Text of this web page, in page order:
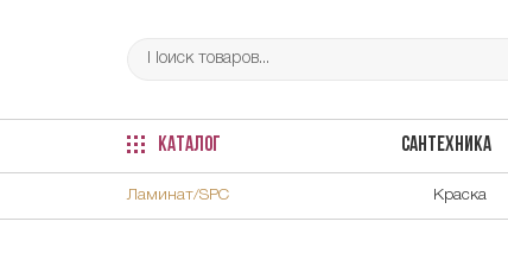
КАТАЛОГ САНТЕХНИКА
Ламинат/SPC Краска